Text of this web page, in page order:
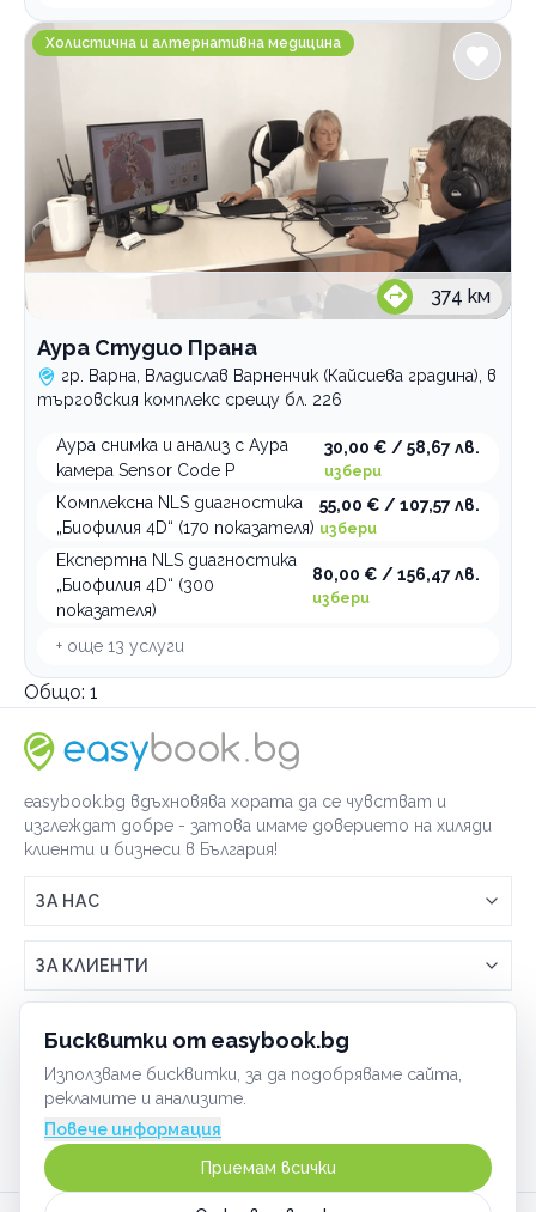
Бисквитки от easybook.bg
Използваме бисквитки, за да подобряваме сайта,
рекламите и анализите.
Повече информация
Приемам всички
Аура Студио Прана
Холистична и алтернативна медицина
374 км
Аура Студио Прана
гр. Варна, Владислав Варненчик (Кайсиева градина), в
търговския комплекс срещу бл. 226
Аура снимка и анализ с Аура
камера Sensor Code P
30,00 € / 58,67 лв.
избери
Комплексна NLS диагностика
„Биофилия 4D“ (170 показателя)
55,00 € / 107,57 лв.
избери
Експертна NLS диагностика
„Биофилия 4D“ (300
показателя)
80,00 € / 156,47 лв.
избери
+ още 13 услуги
Общо: 1
easybook.bg вдъхновява хората да се чувстват и
изглеждат добре - затова имаме доверието на хиляди
клиенти и бизнеси в България!
ЗА НАС
Връзка с easybook.bg
Как работи easybook
Често задавани въпроси
ЗА КЛИЕНТИ
Условия за ползване
GDPR политика
Сигурност
ЗА ТЪРГОВЦИ
Включи бизнеса си
Управлявай ефективно с easybook
ОБЩИ
Бисквитки
Начин на плащане